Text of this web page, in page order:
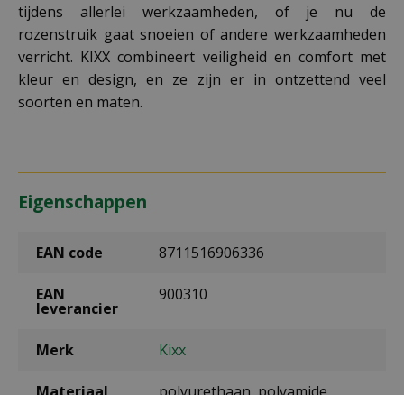
tijdens allerlei werkzaamheden, of je nu de
rozenstruik gaat snoeien of andere werkzaamheden
verricht. KIXX combineert veiligheid en comfort met
kleur en design, en ze zijn er in ontzettend veel
soorten en maten.
Eigenschappen
EAN code 8711516906336
EAN
leverancier
900310
Merk Kixx